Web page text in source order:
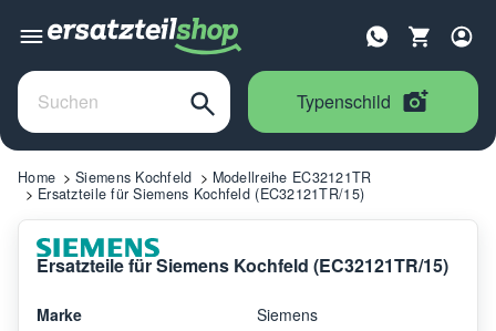
Typenschild
Home Siemens Kochfeld
Modellreihe EC32121TR
Ersatzteile für Siemens Kochfeld (EC32121TR/15)
Ersatzteile für Siemens Kochfeld (EC32121TR/15)
Marke Siemens